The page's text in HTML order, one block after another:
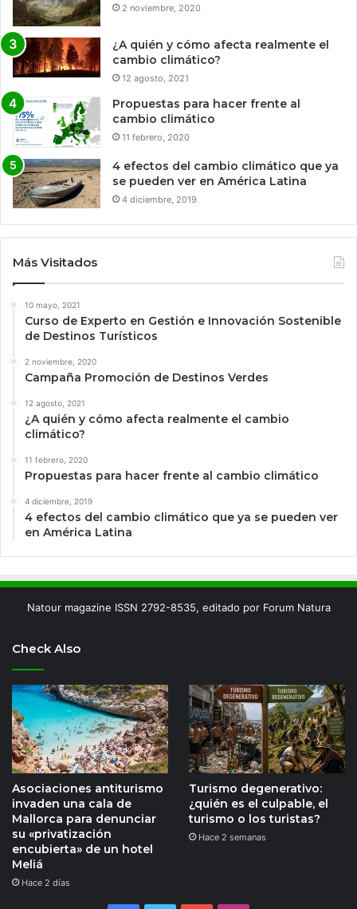
2 noviembre, 2020
¿A quién y cómo afecta realmente el
cambio climático?
12 agosto, 2021
Propuestas para hacer frente al
cambio climático
11 febrero, 2020
4 efectos del cambio climático que ya
se pueden ver en América Latina
4 diciembre, 2019
Más Visitados
10 mayo, 2021
Curso de Experto en Gestión e Innovación Sostenible
de Destinos Turísticos
2 noviembre, 2020
Campaña Promoción de Destinos Verdes
12 agosto, 2021
¿A quién y cómo afecta realmente el cambio
climático?
11 febrero, 2020
Propuestas para hacer frente al cambio climático
4 diciembre, 2019
4 efectos del cambio climático que ya se pueden ver
en América Latina
Natour magazine ISSN 2792-8535, editado por Forum Natura
Check Also
Asociaciones antiturismo
invaden una cala de
Mallorca para denunciar
su «privatización
encubierta» de un hotel
Meliá
Hace 2 días
Turismo degenerativo:
¿quién es el culpable, el
turismo o los turistas?
Hace 2 semanas